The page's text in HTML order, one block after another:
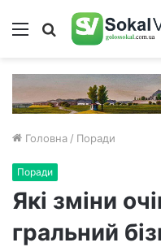
Меню Пошук
Головна / Поради
Поради
Які зміни
гральний